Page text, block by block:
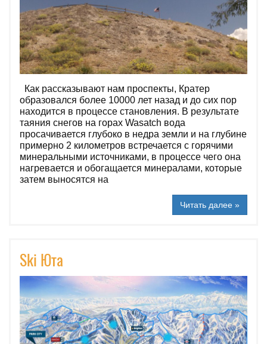
Как рассказывают нам проспекты, Кратер
образовался более 10000 лет назад и до сих пор
находится в процессе становления. В результате
таяния снегов на горах Wasatch вода
просачивается глубоко в недра земли и на глубине
примерно 2 километров встречается с горячими
минеральными источниками, в процессе чего она
нагревается и обогащается минералами, которые
затем выносятся на
Читать далее »
Ski Юта